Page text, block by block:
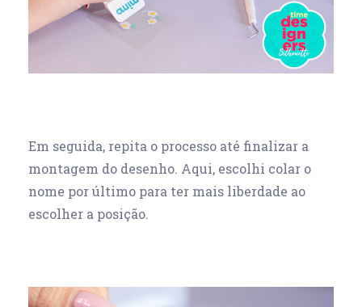
Em seguida, repita o processo até finalizar a
montagem do desenho. Aqui, escolhi colar o
nome por último para ter mais liberdade ao
escolher a posição.